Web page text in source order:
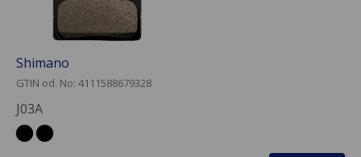
Shimano
GTIN od. No: 4111588679328
J03A